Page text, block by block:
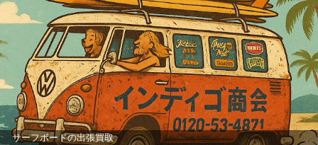
サーフボードの出張買取